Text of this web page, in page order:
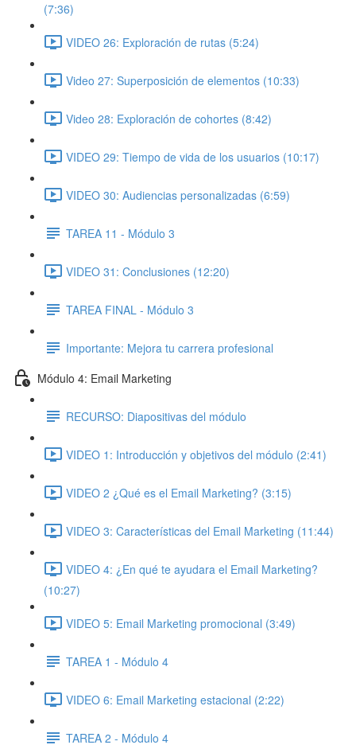
(7:36)
VIDEO 26: Exploración de rutas (5:24)
Video 27: Superposición de elementos (10:33)
Video 28: Exploración de cohortes (8:42)
VIDEO 29: Tiempo de vida de los usuarios (10:17)
VIDEO 30: Audiencias personalizadas (6:59)
TAREA 11 - Módulo 3
VIDEO 31: Conclusiones (12:20)
TAREA FINAL - Módulo 3
Importante: Mejora tu carrera profesional
Módulo 4: Email Marketing
RECURSO: Diapositivas del módulo
VIDEO 1: Introducción y objetivos del módulo (2:41)
VIDEO 2 ¿Qué es el Email Marketing? (3:15)
VIDEO 3: Características del Email Marketing (11:44)
VIDEO 4: ¿En qué te ayudara el Email Marketing?
(10:27)
VIDEO 5: Email Marketing promocional (3:49)
TAREA 1 - Módulo 4
VIDEO 6: Email Marketing estacional (2:22)
TAREA 2 - Módulo 4